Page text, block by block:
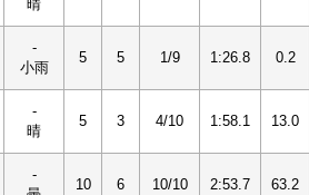
晴
-
小雨
5 5 1/9 1:26.8 0.2
-
晴
5 3 4/10 1:58.1 13.0
-
10 6 10/10 2:53.7 63.2